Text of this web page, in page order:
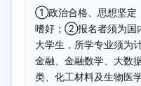
①政治合格、思想坚定
嗜好；②报名者须为国
大学生，所学专业须为
金融、金融数学、大数
类、化工材料及生物医